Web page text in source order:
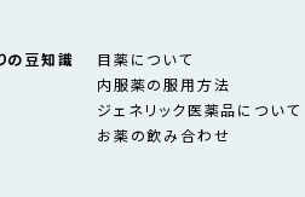
の豆知識
目薬について
内服薬の服用方法
ジェネリック医薬品について
お薬の飲み合わせ